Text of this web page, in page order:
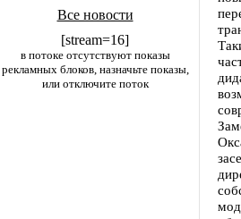
Все новости
[stream=16]
в потоке отсутствуют показы
рекламных блоков, назначьте показы,
или отключите поток